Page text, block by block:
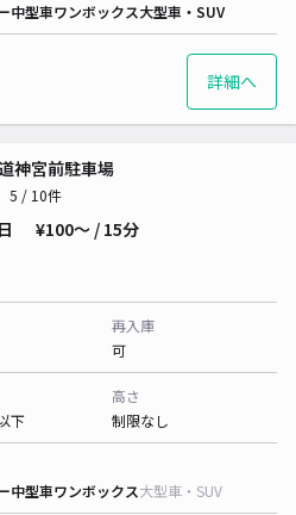
中型車ワンボックス大型車・SUV
詳細へ
神宮前駐車場
5 / 10件
¥100〜 / 15分
再入庫
可
下
高さ
制限なし
中型車ワンボックス大型車・SUV